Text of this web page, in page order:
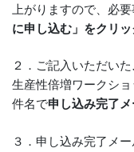
上がりますので、必
に申し込む」をクリッ
２．ご記入いただいた
生産性倍増ワークシ
件名で申し込み完了メ
３．申し込み完了メ